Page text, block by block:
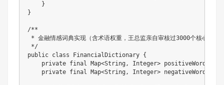
}
}
/**
* 金融情感词典实现（含术语权重，王总监亲自审核过3000个核心词）
*/
public class FinancialDictionary {
private final Map<String , Integer> positiveWords
private final Map<String , Integer> negativeWords